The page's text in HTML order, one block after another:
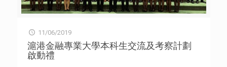
出，青協青年違法防治中心自2017年推行的「Project
iSmarter青少年科技罪行防治服務」，已在社區和34間中、
預防教育。他感謝凱瑟克基金的資助及香港城市大學協辦，
並獲律政司、警務處、香港大律師公會、9區撲滅罪行委員
會、15區家長教師聯會，以及不同教育、資訊科技及法律相
關組織的支持。 研討會亦舉行多場互動對談，多位青年工作
11/06/2019
滬港金融專業大學本科生交流及考察計劃
啟動禮